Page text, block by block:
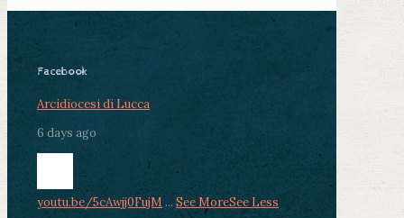
Facebook
Arcidiocesi di Lucca
6 days ago
youtu.be/5cAwjj0FujM ... See MoreSee Less